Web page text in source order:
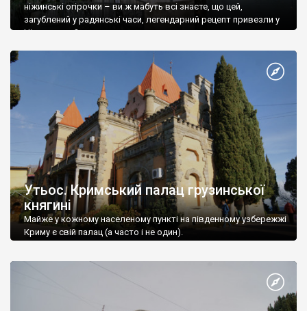
ніжинські огірочки – ви ж мабуть всі знаєте, що цей,
загублений у радянські часи, легендарний рецепт привезли у
Ніжин греки?
Утьос. Кримський палац грузинської
княгині
Майже у кожному населеному пункті на південному узбережжі
Криму є свій палац (а часто і не один).